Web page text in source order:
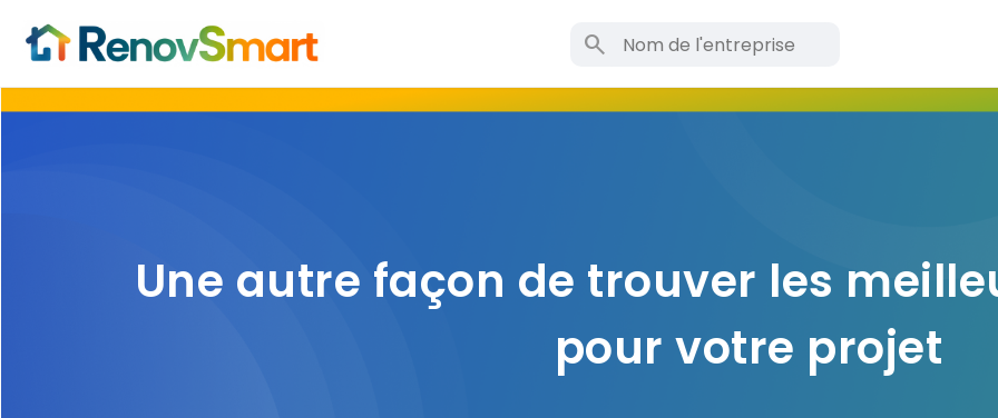
search
Une autre façon de trouver les
pour votre projet